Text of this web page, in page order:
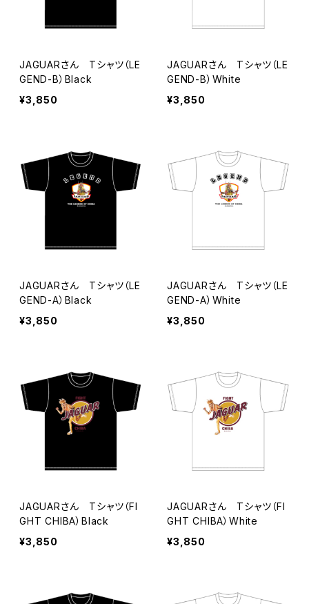
JAGUARさん Tシャツ（LE
GEND-B）Black
¥3,850
JAGUARさん Tシャツ（LE
GEND-B）White
¥3,850
JAGUARさん Tシャツ（LE
GEND-A）Black
¥3,850
JAGUARさん Tシャツ（LE
GEND-A）White
¥3,850
JAGUARさん Tシャツ（FI
GHT CHIBA）Black
¥3,850
JAGUARさん Tシャツ（FI
GHT CHIBA）White
¥3,850